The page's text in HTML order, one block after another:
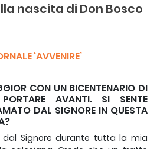
nascita di Don Bosco
‘AVVENIRE’
CON UN BICENTENARIO DI
AVANTI. SI SENTE
DAL SIGNORE IN QUESTA
Signore durante tutta la mia